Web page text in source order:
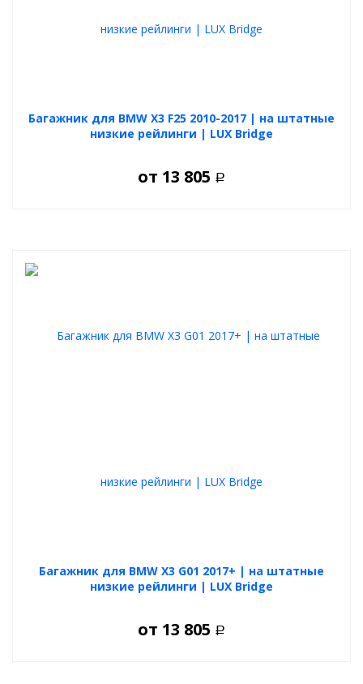
Багажник для BMW X3 F25 2010-2017 | на штатные
низкие рейлинги | LUX Bridge
от 13 805 Р
Багажник для BMW X3 G01 2017+ | на штатные
низкие рейлинги | LUX Bridge
от 13 805 Р